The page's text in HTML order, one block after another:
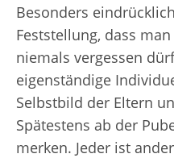
Besonders
Feststellung, dass
niemals vergessen
eigenständige
Selbstbild der Eltern
Spätestens ab der
merken. Jeder ist